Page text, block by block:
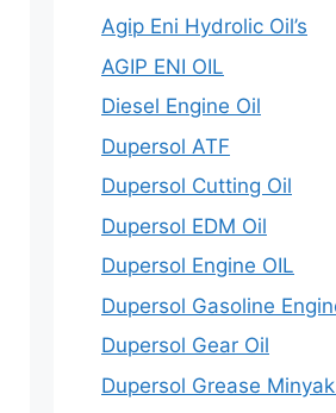
Agip Eni Hydrolic Oil’s
AGIP ENI OIL
Diesel Engine Oil
Dupersol ATF
Dupersol Cutting Oil
Dupersol EDM Oil
Dupersol Engine OIL
Dupersol Gasoline
Dupersol Gear Oil
Dupersol Grease